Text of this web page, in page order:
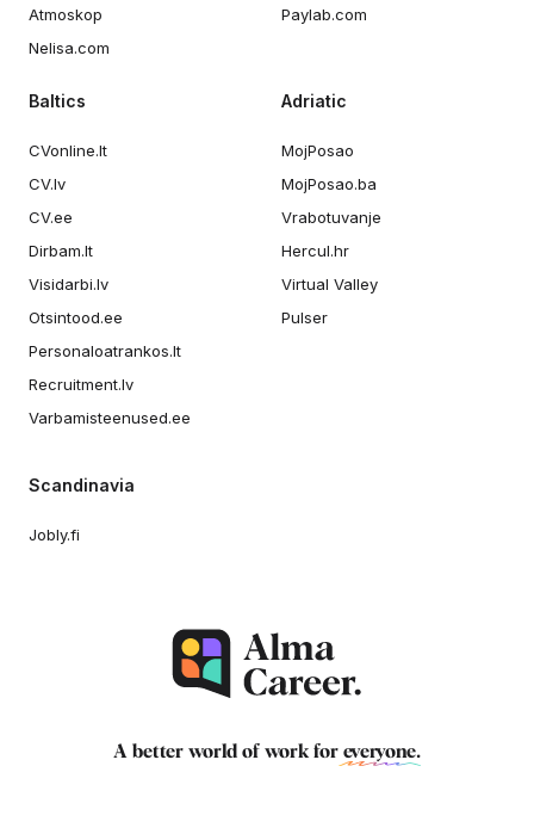
Atmoskop
Nelisa.com
Paylab.com
Baltics
CVonline.lt
CV.lv
CV.ee
Dirbam.lt
Visidarbi.lv
Otsintood.ee
Personaloatrankos.lt
Recruitment.lv
Varbamisteenused.ee
Adriatic
MojPosao
MojPosao.ba
Vrabotuvanje
Hercul.hr
Virtual Valley
Pulser
Scandinavia
Jobly.fi
A better world of work for everyone.